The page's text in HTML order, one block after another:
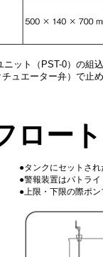
ット（PST-0）の組
ュエーター弁）で
ロー
●タンクにセットさ
●警報装置はパトラ
●上限・下限の際ポ